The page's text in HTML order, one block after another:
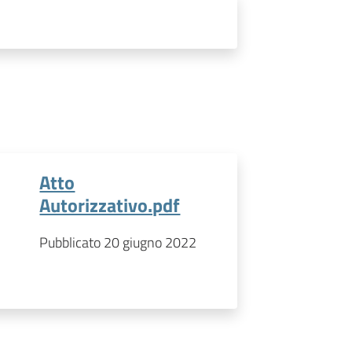
Atto
Autorizzativo.pdf
Pubblicato 20 giugno 2022